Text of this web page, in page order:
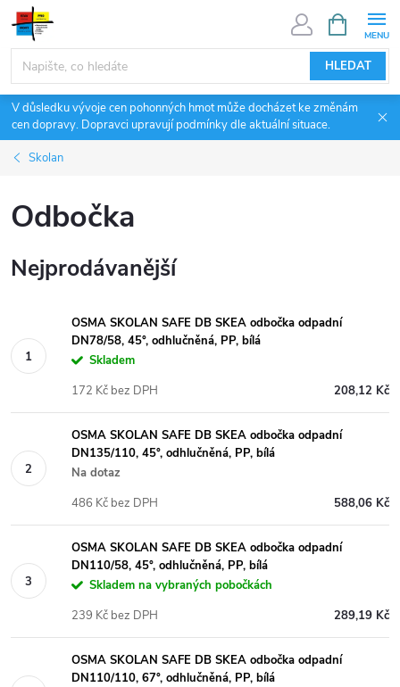
Přejít
obsah
HLEDAT
NÁKUPNÍ
KOŠÍK
V důsledku vývoje cen pohonných hmot může docházet ke změnám
cen dopravy. Dopravci upravují podmínky dle aktuální situace.
Skolan
Odbočka
Nejprodávanější
OSMA SKOLAN SAFE DB SKEA odbočka odpadní
DN78/58, 45°, odhlučněná, PP, bílá
Skladem
208,12 Kč
172 Kč bez DPH
OSMA SKOLAN SAFE DB SKEA odbočka odpadní
DN135/110, 45°, odhlučněná, PP, bílá
Na dotaz
588,06 Kč
486 Kč bez DPH
OSMA SKOLAN SAFE DB SKEA odbočka odpadní
DN110/58, 45°, odhlučněná, PP, bílá
Skladem na vybraných pobočkách
289,19 Kč
239 Kč bez DPH
OSMA SKOLAN SAFE DB SKEA odbočka odpadní
DN110/110, 67°, odhlučněná, PP, bílá